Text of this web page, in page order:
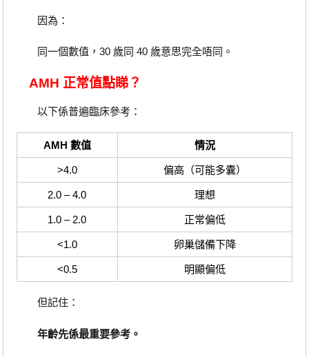
因為：
同一個數值，30 歲同 40 歲意思完全唔同。
AMH 正常值點睇？
以下係普遍臨床參考：
AMH 數值 情況
>4.0 偏高（可能多囊）
2.0 – 4.0 理想
1.0 – 2.0 正常偏低
<1.0 卵巢儲備下降
<0.5 明顯偏低
但記住：
年齡先係最重要參考。